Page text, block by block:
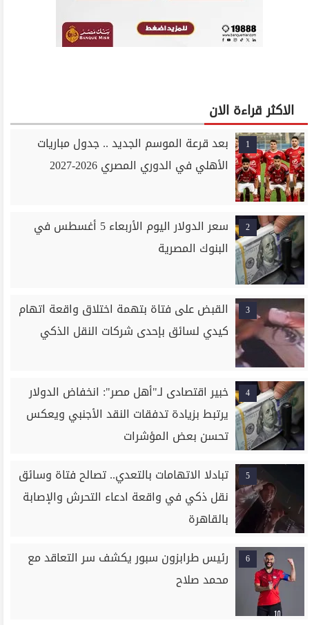
الاكثر قراءة الان
1
بعد قرعة الموسم الجديد .. جدول مباريات
الأهلي في الدوري المصري 2026-2027
2
سعر الدولار اليوم الأربعاء 5 أغسطس في
البنوك المصرية
3
القبض على فتاة بتهمة اختلاق واقعة اتهام
كيدي لسائق بإحدى شركات النقل الذكي
4
خبير اقتصادى لـ"أهل مصر": انخفاض الدولار
يرتبط بزيادة تدفقات النقد الأجنبي ويعكس
تحسن بعض المؤشرات
5
تبادلا الاتهامات بالتعدي.. تصالح فتاة وسائق
نقل ذكي في واقعة ادعاء التحرش والإصابة
بالقاهرة
6
رئيس طرابزون سبور يكشف سر التعاقد مع
محمد صلاح